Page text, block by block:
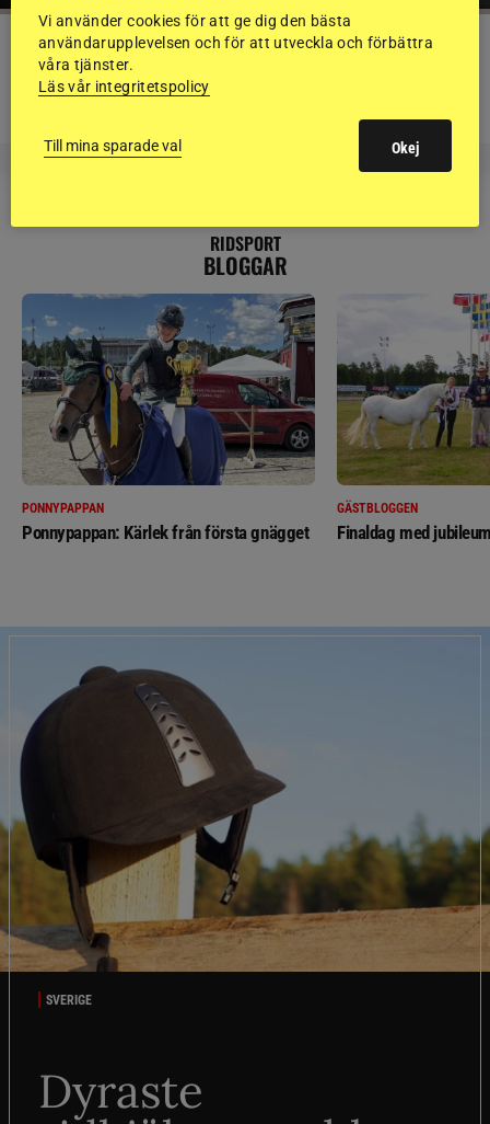
KRÖNIKA
Björn Svensson: ”Finns de hatade
grusrutorna på riktigt?”
RIDSPORT
BLOGGAR
PONNYPAPPAN
Ponnypappan: Kärlek från första gnägget
GÄSTBLOGGEN
Finaldag med
SVERIGE
Dyraste
Vi använder cookies för att ge dig den bästa
användarupplevelsen och för att utveckla och förbättra
våra tjänster.
Läs vår integritetspolicy
Till mina sparade val Okej